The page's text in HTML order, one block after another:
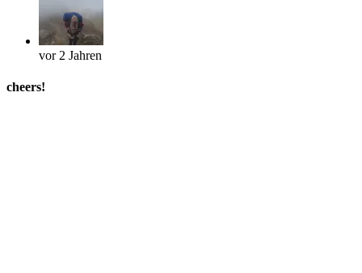
vor 2 Jahren
cheers!